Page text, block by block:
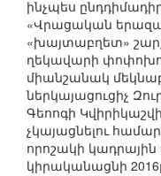
ինչպես
«Վրացական
«խայտաբղետ»
ղեկավարի
միանշանակ
ներկայացուցիչ
Գեոոգի
չկայացնելու
որոշակի
կիրականացնի